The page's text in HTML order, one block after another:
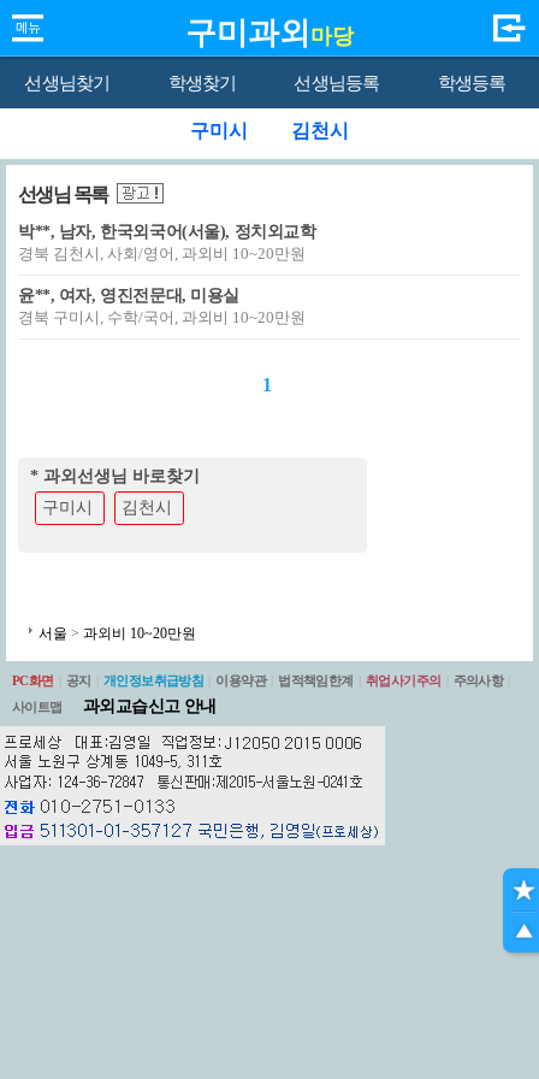
구미과외 마당
선생님찾기 학생찾기 선생님등록 학생등록
구미시 김천시
선생님 목록
박**, 남자, 한국외국어(서울), 정치외교학
경북 김천시, 사회/영어, 과외비 10~20만원
윤**, 여자, 영진전문대, 미용실
경북 구미시, 수학/국어, 과외비 10~20만원
1
* 과외선생님 바로찾기
구미시
김천시
서울 > 과외비 10~20만원
PC화면 공지 개인정보취급방침 이용약관 법적책임한계 취업사기주의 주의사항
사이트맵
과외교습신고 안내